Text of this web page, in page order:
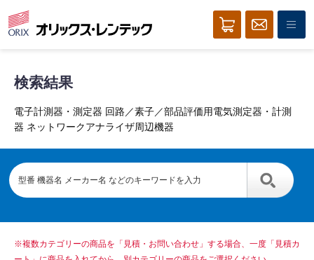
検索結果
電子計測器・測定器 回路／素子／部品評価用電気測定器・計測
器 ネットワークアナライザ周辺機器
※複数カテゴリーの商品を「見積・お問い合わせ」する場合、一度「見積カ